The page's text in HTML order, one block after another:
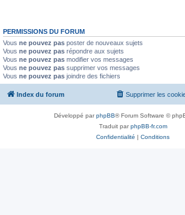
PERMISSIONS DU FORUM
Vous ne pouvez pas poster de nouveaux sujets
Vous ne pouvez pas répondre aux sujets
Vous ne pouvez pas modifier vos messages
Vous ne pouvez pas supprimer vos messages
Vous ne pouvez pas joindre des fichiers
Index du forum Supprimer les
Développé parphpBB® Forum Software ©
Traduit parphpBB-fr.com
Confidentialité | Conditions